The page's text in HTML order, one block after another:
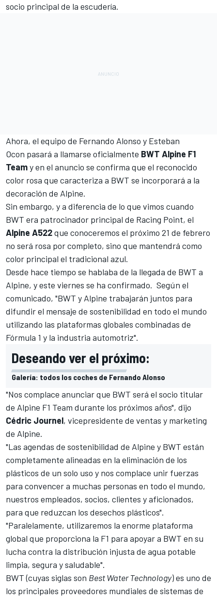
socio principal de la escudería.
Ahora, el equipo de Fernando Alonso y Esteban
Ocon pasará a llamarse oficialmente BWT Alpine F1
Teamy en el anuncio se confirma que el reconocido
color rosa que caracteriza a BWT se incorporará a la
decoración de Alpine.
Sin embargo, y a diferencia de lo que vimos cuando
BWT era patrocinador principal de Racing Point, el
Alpine A522que conoceremos el próximo 21 de febrero
no será rosa por completo, sino que mantendrá como
color principal el tradicional azul.
Desde hace tiempo se hablaba de la llegada de BWT a
Alpine, y este viernes se ha confirmado. Según el
comunicado, "BWT y Alpine trabajarán juntos para
difundir el mensaje de sostenibilidad en todo el mundo
utilizando las plataformas globales combinadas de
Fórmula 1 y la industria automotriz".
Deseando ver el próximo:
Galería: todos los coches de Fernando Alonso
"Nos complace anunciar que BWT será el socio titular
de Alpine F1 Team durante los próximos años", dijo
Cédric Journel, vicepresidente de ventas y marketing
de Alpine.
"Las agendas de sostenibilidad de Alpine y BWT están
completamente alineadas en la eliminación de los
plásticos de un solo uso y nos complace unir fuerzas
para convencer a muchas personas en todo el mundo,
nuestros empleados, socios, clientes y aficionados,
para que reduzcan los desechos plásticos".
"Paralelamente, utilizaremos la enorme plataforma
global que proporciona la F1 para apoyar a BWT en su
lucha contra la distribución injusta de agua potable
limpia, segura y saludable".
BWT (cuyas siglas son Best Water Technology) es uno de
los principales proveedores mundiales de sistemas de